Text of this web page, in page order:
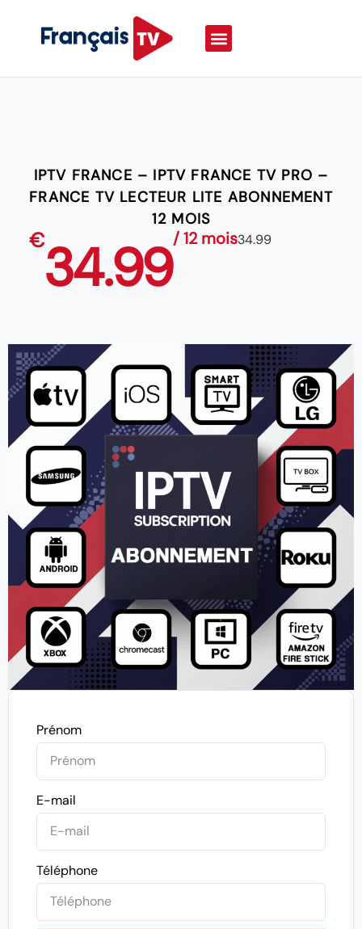
IPTV FRANCE – IPTV FRANCE TV PRO –
FRANCE TV LECTEUR LITE ABONNEMENT
12 MOIS
€34.99/ 12 mois34.99
Prénom
E-mail
Téléphone